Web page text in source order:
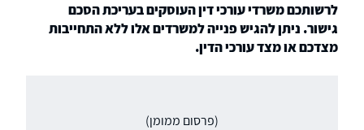
לרשותכם משרדי עורכי דין העוסקים בעריכת הסכם
גישור. ניתן להגיש פנייה למשרדים אלו ללא התחייבות
מצדכם או מצד עורכי הדין.
(פרסום ממומן)